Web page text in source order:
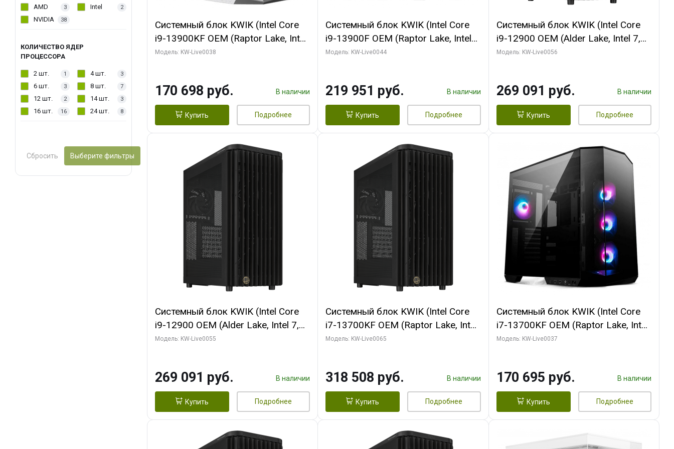
AMD 3 Intel 2
NVIDIA 38
КОЛИЧЕСТВО ЯДЕР
ПРОЦЕССОРА
2 шт. 1 4 шт. 3
6 шт. 3 8 шт. 7
12 шт. 2 14 шт. 3
16 шт. 16 24 шт. 8
Сбросить Выберите фильтры
Системный блок KWIK (Intel Core
i9-13900KF OEM (Raptor Lake, Intel
7, C24 16EC/8P/ 32 ГБ ОЗУ (2
2xDP 2/ 960 ГБ SSD)
Модель: KW-Live0038
170 698 руб. В наличии
Купить Подробнее
Системный блок KWIK (Intel Core
i9-13900F OEM (Raptor Lake, Intel
7, Efficient-co/ 32 ГБ ОЗУ (2
HD/ 512 ГБ SSD)
Модель: KW-Live0044
219 951 руб. В наличии
Купить Подробнее
Системный блок KWIK (Intel Core
i9-12900 OEM (Alder Lake, Intel 7,
C16 8EC/8PC/T2/ 64 ГБ ОЗУ (2
ТБ SSD)
Модель: KW-Live0056
269 091 руб. В наличии
Купить Подробнее
Системный блок KWIK (Intel Core
i9-12900 OEM (Alder Lake, Intel 7,
C16 8EC/8PC/T2/ 64 ГБ ОЗУ (2
HDMI/ 1 ТБ SSD)
Модель: KW-Live0055
269 091 руб. В наличии
Купить Подробнее
Системный блок KWIK (Intel Core
i7-13700KF OEM (Raptor Lake, Intel
7, C16 8EC/8PC/ 64 ГБ ОЗУ (2
2/ 1 ТБ SSD)
Модель: KW-Live0065
318 508 руб. В наличии
Купить Подробнее
Системный блок KWIK (Intel Core
i7-13700KF OEM (Raptor Lake, Intel
7, C16 8EC/8PC/ 32 ГБ ОЗУ (2
HDMI/ 1 ТБ SSD)
Модель: KW-Live0037
170 695 руб. В наличии
Купить Подробнее